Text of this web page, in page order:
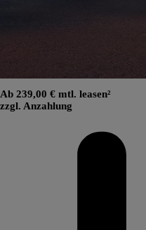
Ab 239,00 € mtl. leasen²
zzgl. Anzahlung